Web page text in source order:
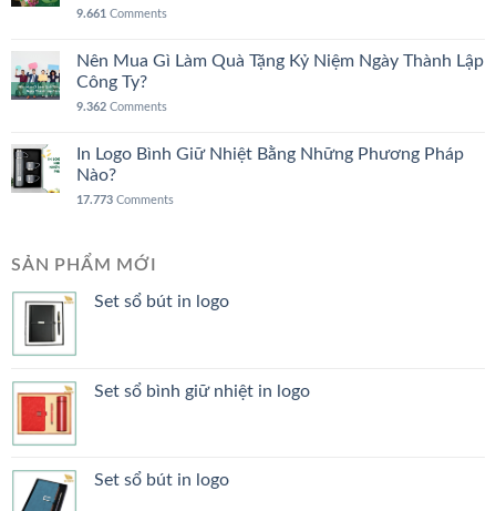
9.661 Comments
Nên Mua Gì Làm Quà Tặng Kỷ Niệm Ngày Thành Lập
Công Ty?
9.362 Comments
In Logo Bình Giữ Nhiệt Bằng Những Phương Pháp
Nào?
17.773 Comments
SẢN PHẨM MỚI
Set sổ bút in logo
Set sổ bình giữ nhiệt in logo
Set sổ bút in logo